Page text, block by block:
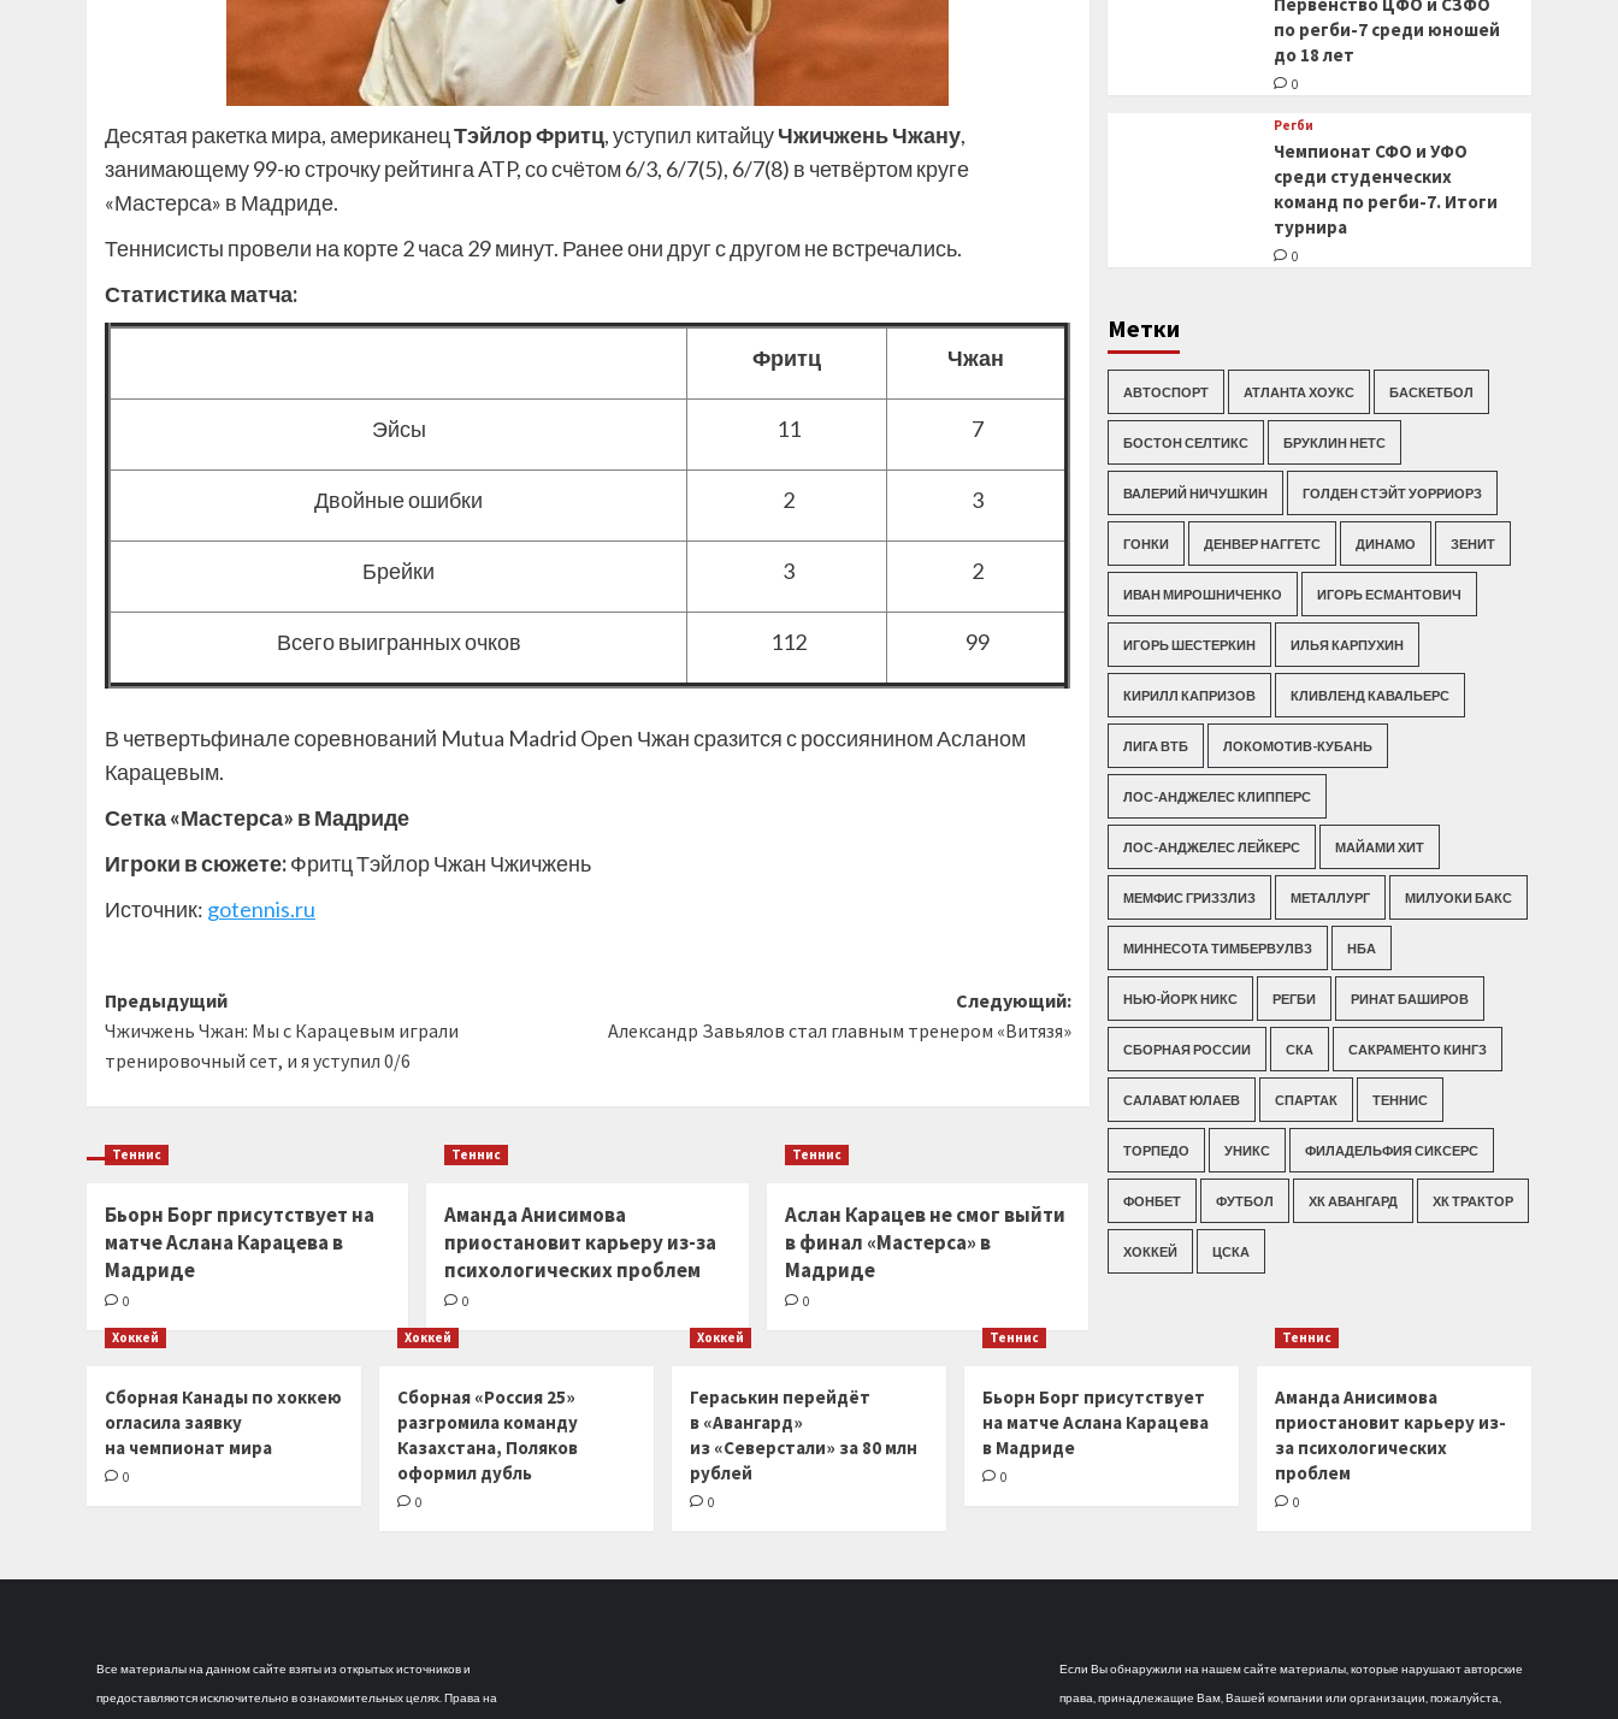
Десятая ракетка мира, американецТэйлор Фритц, уступил китайцуЧжичжень Чжану,
занимающему 99-ю строчку рейтинга ATP, со счётом 6/3, 6/7(5), 6/7(8) в четвёртом круге
«Мастерса» в Мадриде.
Теннисисты провели на корте 2 часа 29 минут. Ранее они друг с другом не встречались.
Статистика матча:
Фритц Чжан
Эйсы 11 7
Двойные ошибки 2 3
Брейки 3 2
Всего выигранных очков 112 99
В четвертьфинале соревнований Mutua Madrid Open Чжан сразится с россиянином Асланом
Карацевым.
Сетка «Мастерса» в Мадриде
Игроки в сюжете:Фритц Тэйлор Чжан Чжичжень
Источник: gotennis.ru
Навигация
записи
Предыдущий
Чжичжень Чжан: Мы с Карацевым играли
тренировочный сет, и я уступил 0/6
Следующий:
Александр Завьялов стал главным тренером «Витязя»
Теннис
Бьорн Борг присутствует на
матче Аслана Карацева в
Мадриде
0
Теннис
Аманда Анисимова
приостановит карьеру из-за
психологических проблем
0
Теннис
Аслан Карацев не смог выйти
в финал «Мастерса» в
Мадриде
0
по регби-7 среди юношей
до 18 лет
0
Регби
Чемпионат СФО и УФО
среди студенческих
команд по регби-7. Итоги
турнира
0
Метки
АВТОСПОРТ АТЛАНТА ХОУКС БАСКЕТБОЛ
БОСТОН СЕЛТИКС БРУКЛИН НЕТС
ВАЛЕРИЙ НИЧУШКИН ГОЛДЕН СТЭЙТ УОРРИОРЗ
ГОНКИ ДЕНВЕР НАГГЕТС ДИНАМО ЗЕНИТ
ИВАН МИРОШНИЧЕНКО ИГОРЬ ЕСМАНТОВИЧ
ИГОРЬ ШЕСТЕРКИН ИЛЬЯ КАРПУХИН
КИРИЛЛ КАПРИЗОВ КЛИВЛЕНД КАВАЛЬЕРС
ЛИГА ВТБ ЛОКОМОТИВ-КУБАНЬ
ЛОС-АНДЖЕЛЕС КЛИППЕРС
ЛОС-АНДЖЕЛЕС ЛЕЙКЕРС МАЙАМИ ХИТ
МЕМФИС ГРИЗЗЛИЗ МЕТАЛЛУРГ МИЛУОКИ БАКС
МИННЕСОТА ТИМБЕРВУЛВЗ НБА
НЬЮ-ЙОРК НИКС РЕГБИ РИНАТ БАШИРОВ
СБОРНАЯ РОССИИ СКА САКРАМЕНТО КИНГЗ
САЛАВАТ ЮЛАЕВ СПАРТАК ТЕННИС
ТОРПЕДО УНИКС ФИЛАДЕЛЬФИЯ СИКСЕРС
ФОНБЕТ ФУТБОЛ ХК АВАНГАРД ХК ТРАКТОР
ХОККЕЙ ЦСКА
Хоккей
Сборная Канады по хоккею
огласила заявку
на чемпионат мира
0
Хоккей
Сборная «Россия 25»
разгромила команду
Казахстана, Поляков
оформил дубль
0
Хоккей
Гераськин перейдёт
в «Авангард»
из «Северстали» за 80 млн
рублей
0
Теннис
Бьорн Борг присутствует
на матче Аслана Карацева
в Мадриде
0
Теннис
Аманда Анисимова
приостановит карьеру из-
за психологических
проблем
0
Все материалы на данном сайте взяты из открытых источников и
предоставляются исключительно в ознакомительных целях. Права на
Если Вы обнаружили на нашем сайте материалы, которые нарушают авторские
права, принадлежащие Вам, Вашей компании или организации, пожалуйста,